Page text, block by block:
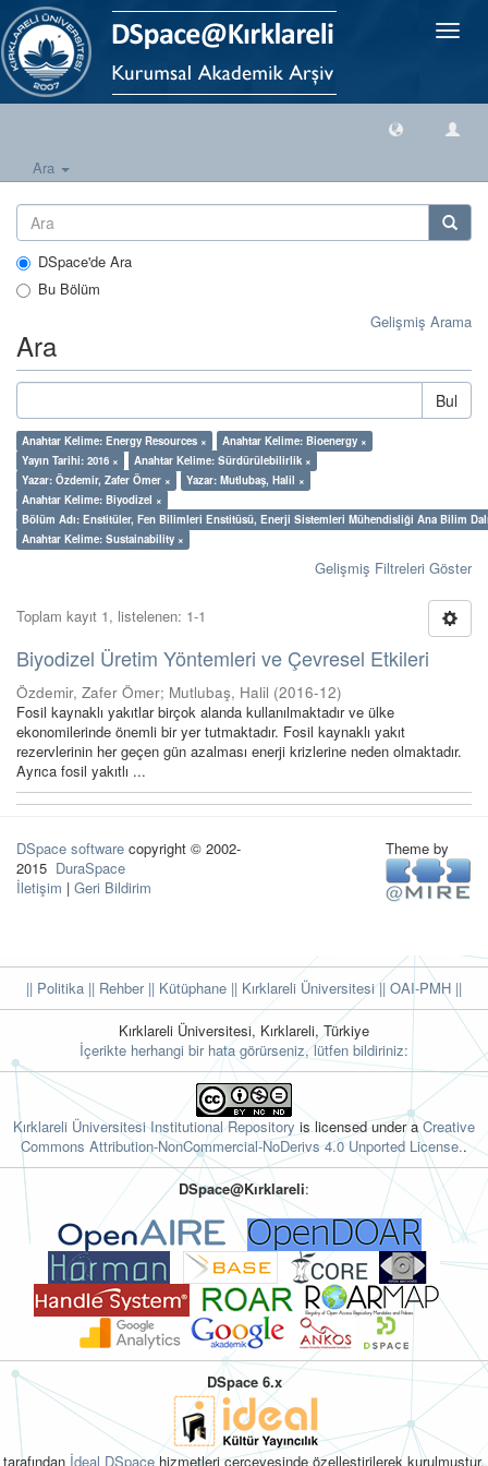
Geçiş
Ara
DSpace'de Ara
Bu Bölüm
Gelişmiş Arama
Ara
Bul
Anahtar Kelime: Energy Resources ×
Anahtar Kelime: Bioenergy ×
Yayın Tarihi: 2016 ×
Anahtar Kelime: Sürdürülebilirlik ×
Yazar: Özdemir, Zafer Ömer ×
Yazar: Mutlubaş, Halil ×
Anahtar Kelime: Biyodizel ×
Bölüm Adı: Enstitüler, Fen Bilimleri Enstitüsü, Enerji Sistemleri Mühendisliği Ana Bilim
Anahtar Kelime: Sustainability ×
Gelişmiş Filtreleri Göster
Toplam kayıt 1, listelenen: 1-1
Biyodizel Üretim Yöntemleri ve Çevresel Etkileri
Özdemir, Zafer Ömer; Mutlubaş, Halil (2016-12)
Fosil kaynaklı yakıtlar birçok alanda kullanılmaktadır ve ülke
ekonomilerinde önemli bir yer tutmaktadır. Fosil kaynaklı yakıt
rezervlerinin her geçen gün azalması enerji krizlerine neden olmaktadır.
Ayrıca fosil yakıtlı ...
DSpace software copyright © 2002-
2015 DuraSpace
İletişim | Geri Bildirim
Theme by
|| Politika || Rehber|| Kütüphane || Kırklareli Üniversitesi || OAI-PMH ||
Kırklareli Üniversitesi, Kırklareli, Türkiye
İçerikte herhangi bir hata görürseniz, lütfen bildiriniz:
Kırklareli Üniversitesi Institutional Repository is licensed under aCreative
Commons Attribution-NonCommercial-NoDerivs 4.0 Unported License..
DSpace@Kırklareli:
DSpace 6.x
tarafından İdeal DSpacehizmetleri çerçevesinde özelleştirilerek kurulmuştur.